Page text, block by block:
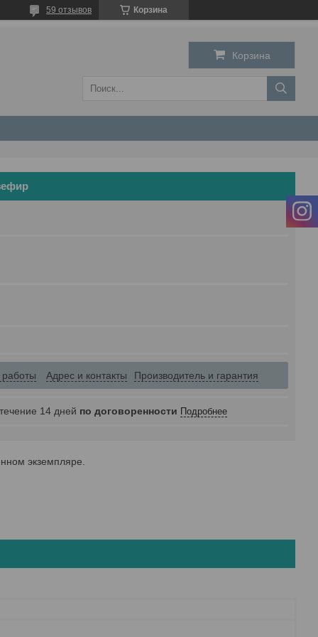
Корзина
59 отзывов
Корзина
Адрес и контакты Производитель и гарантия
14 дней по договоренности Подробнее
экземпляре.